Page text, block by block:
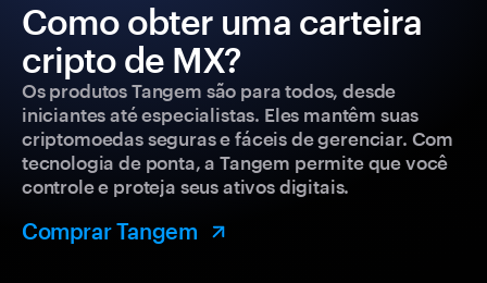
Como obter uma carteira
cripto de MX?
Os produtos Tangem são para todos, desde
iniciantes até especialistas. Eles mantêm suas
criptomoedas seguras e fáceis de gerenciar. Com
tecnologia de ponta, a Tangem permite que você
controle e proteja seus ativos digitais.
Comprar Tangem